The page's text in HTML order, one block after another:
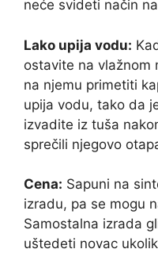
neće svideti način
Lako upija vodu:
ostavite na vlažnom
na njemu primetiti
upija vodu, tako da
izvadite iz tuša
sprečili njegovo
Cena: Sapuni na
izradu, pa se mogu
Samostalna izrada
uštedeti novac